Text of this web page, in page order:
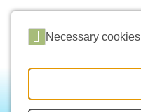
Necessary cookies